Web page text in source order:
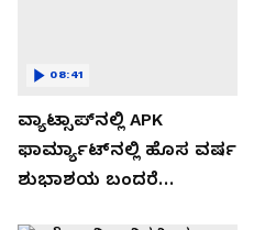
ವ್ಯಾಟ್ಸಾಪ್‌ನಲ್ಲಿ APK
ಫಾರ್ಮ್ಯಾಟ್‌ನಲ್ಲಿ ಹೊಸ ವರ್ಷ
ಶುಭಾಶಯ ಬಂದರೆ
08:41